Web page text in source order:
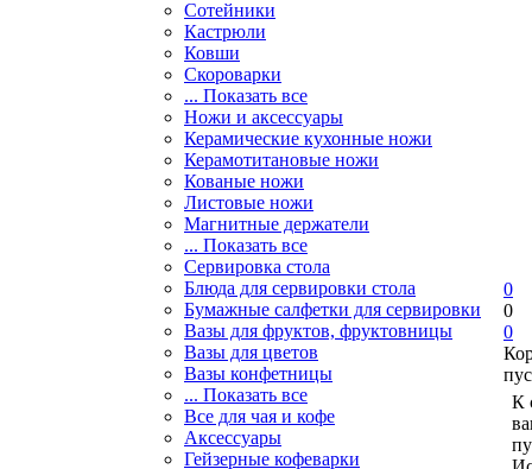
Сотейники
Кастрюли
Ковши
Скороварки
... Показать все
Ножи и аксессуары
Керамические кухонные ножи
Керамотитановые ножи
Кованые ножи
Листовые ножи
Магнитные держатели
... Показать все
Сервировка стола
Блюда для сервировки стола
Бумажные салфетки для сервировки
Вазы для фруктов, фруктовницы
Вазы для цветов
Вазы конфетницы
... Показать все
Все для чая и кофе
Аксессуары
Гейзерные кофеварки
0
0
0
К